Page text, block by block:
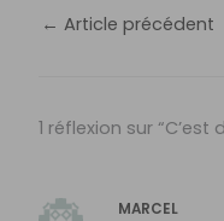
← Article précédent
1 réflexion sur
MARCEL